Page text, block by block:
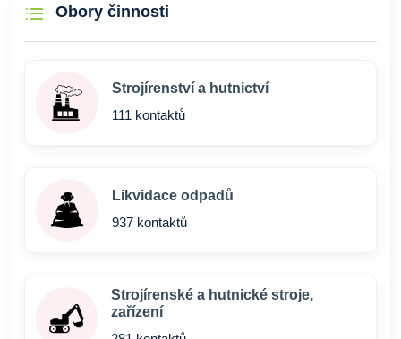
Obory činnosti
Strojírenství a hutnictví
111 kontaktů
Likvidace odpadů
937 kontaktů
Strojírenské a hutnické stroje,
zařízení